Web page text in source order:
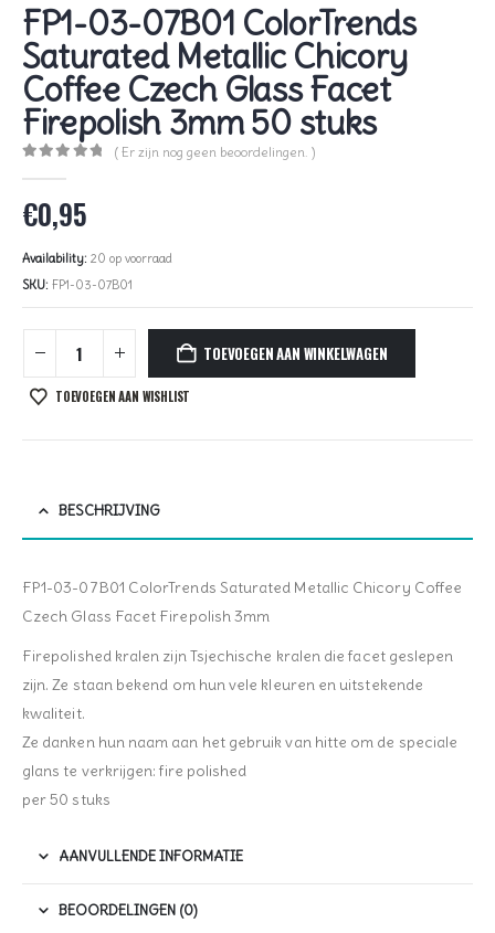
FP1-03-07B01 ColorTrends
Saturated Metallic Chicory
Coffee Czech Glass Facet
Firepolish 3mm 50 stuks
( Er zijn nog geen beoordelingen. )
€0,95
Availability: 20 op voorraad
SKU: FP1-03-07B01
TOEVOEGEN AAN WINKELWAGEN
TOEVOEGEN AAN WISHLIST
BESCHRIJVING
FP1-03-07B01 ColorTrends Saturated Metallic Chicory Coffee
Czech Glass Facet Firepolish 3mm
Firepolished kralen zijn Tsjechische kralen die facet geslepen
zijn. Ze staan bekend om hun vele kleuren en uitstekende
kwaliteit.
Ze danken hun naam aan het gebruik van hitte om de speciale
glans te verkrijgen: fire polished
per 50 stuks
AANVULLENDE INFORMATIE
BEOORDELINGEN (0)